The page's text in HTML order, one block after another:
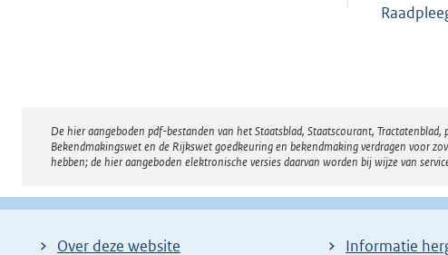
Disclaimer
De hier aangeboden pdf-bestanden van het Staatsblad, Staatscourant,
Bekendmakingswet en de Rijkswet goedkeuring en bekendmaking verdragen voor
hebben; de hier aangeboden elektronische versies daarvan worden bij wijze van
Over deze website Informatie